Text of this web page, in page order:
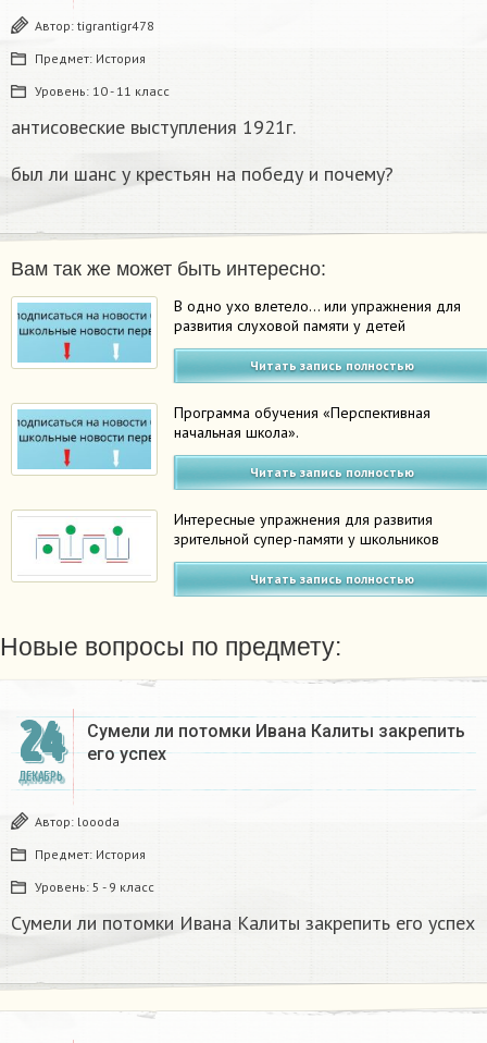
Автор: tigrantigr478
Предмет: История
Уровень: 10 - 11 класс
антисовеские выступления 1921г.
был ли шанс у крестьян на победу и почему?​
Вам так же может быть интересно:
В одно ухо влетело… или упражнения для
развития слуховой памяти у детей
Читать запись полностью
Программа обучения «Перспективная
начальная школа».
Читать запись полностью
Интересные упражнения для развития
зрительной супер-памяти у школьников
Читать запись полностью
Новые вопросы по предмету:
24
ДЕКАБРЬ
Сумели ли потомки Ивана Калиты закрепить
его успех
Автор: loooda
Предмет: История
Уровень: 5 - 9 класс
Сумели ли потомки Ивана Калиты закрепить его успех